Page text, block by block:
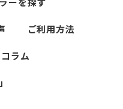
回数は？症状や
グ回数や期間の
果を解説
ご利用方法
コラム